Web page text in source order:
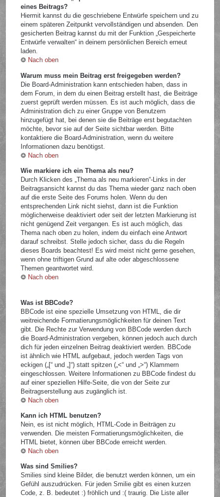
eines Beitrags?
Hiermit kannst du die geschriebene Entwürfe speichern und zu
einem späteren Zeitpunkt vervollständigen und absenden. Den
gesicherten Beitrag kannst du mit der Funktion „Gespeicherte
Entwürfe verwalten“ in deinem persönlichen Bereich erneut
laden.
Nach oben
Warum muss mein Beitrag erst freigegeben werden?
Die Board-Administration kann entschieden haben, dass in
dem Forum, in dem du einen Beitrag erstellt hast, die Beiträge
zuerst geprüft werden müssen. Es ist auch möglich, dass die
Administration dich zu einer Gruppe von Benutzern
hinzugefügt hat, bei denen sie die Beiträge erst begutachten
möchte, bevor sie auf der Seite sichtbar werden. Bitte
kontaktiere die Board-Administration, wenn du weitere
Informationen dazu benötigst.
Nach oben
Wie markiere ich ein Thema als neu?
Durch Klicken des „Thema als neu markieren“-Links in der
Beitragsansicht kannst du das Thema wieder ganz nach oben
auf die erste Seite des Forums holen. Wenn du den
entsprechenden Link nicht siehst, dann ist die Funktion
möglicherweise deaktiviert oder seit der letzten Markierung ist
nicht genügend Zeit vergangen. Es ist auch möglich, das
Thema nach oben zu holen, indem du einfach eine Antwort
darauf schreibst. Stelle jedoch sicher, dass du die Regeln
dieses Boards beachtest! Es wird meist nicht gerne gesehen,
wenn ohne triftigen Grund auf alte oder abgeschlossene
Themen geantwortet wird.
Nach oben
Was ist BBCode?
BBCode ist eine spezielle Umsetzung von HTML, die dir
weitreichende Formatierungsmöglichkeiten für deinen Text
gibt. Die Rechte zur Verwendung von BBCode werden durch
die Board-Administration vergeben, können jedoch auch durch
dich für jeden einzelnen Beitrag deaktiviert werden. BBCode
ist ähnlich wie HTML aufgebaut, jedoch werden Tags von
eckigen („[“ und „]“) statt spitzen („<“ und „>“) Klammern
eingeschlossen. Weitere Informationen zu BBCode findest du
auf einer speziellen Hilfe-Seite, die von der Seite zur
Beitragserstellung aus zugänglich ist.
Nach oben
Kann ich HTML benutzen?
Nein, es ist nicht möglich, HTML-Code in Beiträgen zu
verwenden. Die meisten Formatierungsmöglichkeiten, die
HTML bietet, können über BBCode erreicht werden.
Nach oben
Was sind Smilies?
Smilies sind kleine Bilder, die benutzt werden können, um ein
Gefühl auszudrücken. Für jeden Smilie gibt es einen kurzen
Code, z. B. bedeutet :) fröhlich und :( traurig. Die Liste aller